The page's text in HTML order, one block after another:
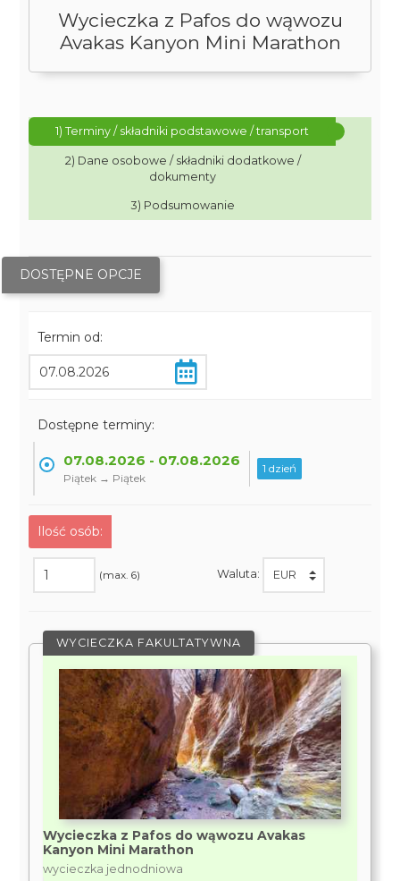
Wycieczka z Pafos do wąwozu
Avakas Kanyon Mini Marathon
1) Terminy / składniki podstawowe / transport
2) Dane osobowe / składniki dodatkowe /
dokumenty
3) Podsumowanie
DOSTĘPNE OPCJE
Termin od:
Dostępne terminy:
07.08.2026 - 07.08.2026
Piątek → Piątek
1 dzień
Ilość osób:
(max. 6) Waluta:
WYCIECZKA FAKULTATYWNA
Wycieczka z Pafos do wąwozu Avakas
Kanyon Mini Marathon
wycieczka jednodniowa